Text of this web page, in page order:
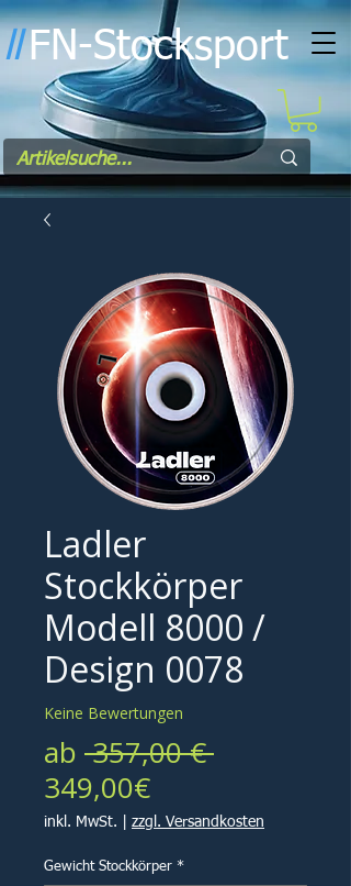
ll FN-Stocksport
Ladler
Stockkörper
Modell 8000 /
Design 0078
Keine Bewertungen
ab 357,00 €
349,00€Sale-
Preis
inkl. MwSt. zzgl. Versandkosten
Gewicht Stockkörper *